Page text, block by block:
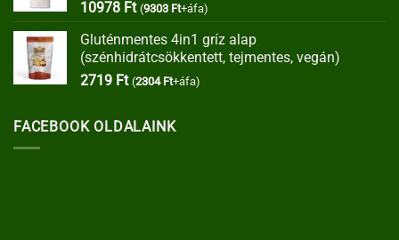
10978 Ft (9303 Ft+áfa)
Gluténmentes 4in1 gríz alap
(szénhidrátcsökkentett, tejmentes, vegán)
2719 Ft (2304 Ft+áfa)
FACEBOOK OLDALAINK